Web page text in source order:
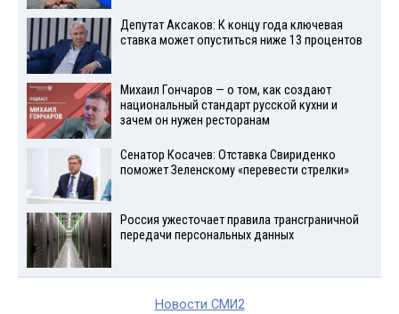
Депутат Аксаков: К концу года ключевая
ставка может опуститься ниже 13 процентов
Михаил Гончаров — о том, как создают
национальный стандарт русской кухни и
зачем он нужен ресторанам
Сенатор Косачев: Отставка Свириденко
поможет Зеленскому «перевести стрелки»
Россия ужесточает правила трансграничной
передачи персональных данных
Новости СМИ2